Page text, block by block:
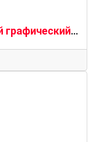
Frame — современный графический интерфейс для FFmpeg для повседневного преобразования медиафайлов